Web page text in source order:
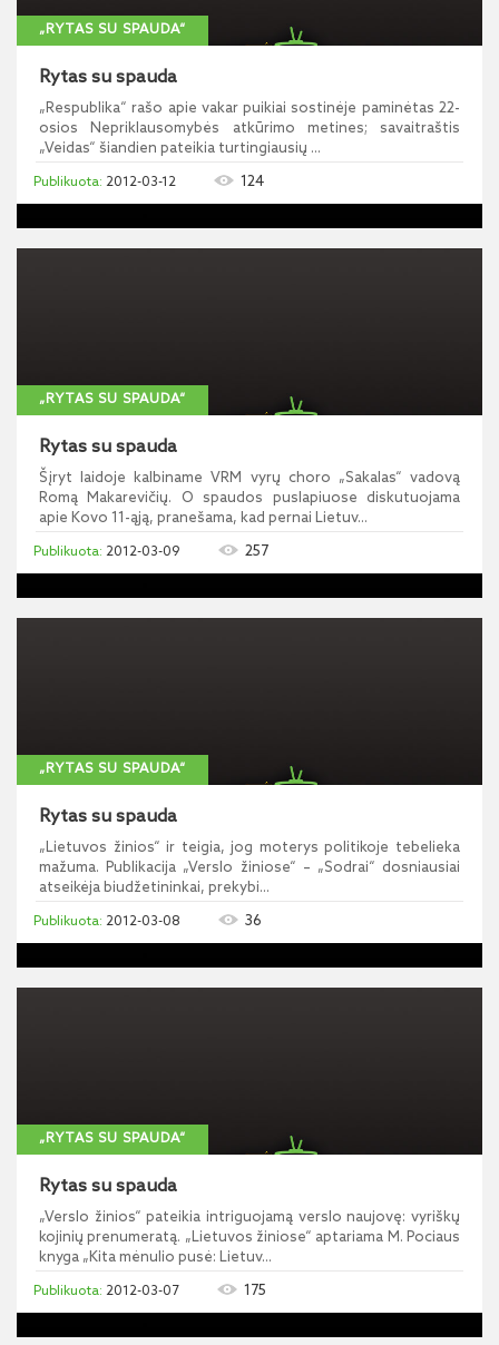
„RYTAS SU SPAUDA“
Rytas su spauda
„Respublika“ rašo apie vakar puikiai sostinėje paminėtas 22-
osios Nepriklausomybės atkūrimo metines; savaitraštis
„Veidas“ šiandien pateikia turtingiausių ...
2012-03-12 124
„RYTAS SU SPAUDA“
Rytas su spauda
Šįryt laidoje kalbiname VRM vyrų choro „Sakalas“ vadovą
Romą Makarevičių. O spaudos puslapiuose diskutuojama
apie Kovo 11-ąją, pranešama, kad pernai Lietuv...
2012-03-09 257
„RYTAS SU SPAUDA“
Rytas su spauda
„Lietuvos žinios“ ir teigia, jog moterys politikoje tebelieka
mažuma. Publikacija „Verslo žiniose“ – „Sodrai“ dosniausiai
atseikėja biudžetininkai, prekybi...
2012-03-08 36
„RYTAS SU SPAUDA“
Rytas su spauda
„Verslo žinios“ pateikia intriguojamą verslo naujovę: vyriškų
kojinių prenumeratą. „Lietuvos žiniose“ aptariama M. Pociaus
knyga „Kita mėnulio pusė: Lietuv...
2012-03-07 175